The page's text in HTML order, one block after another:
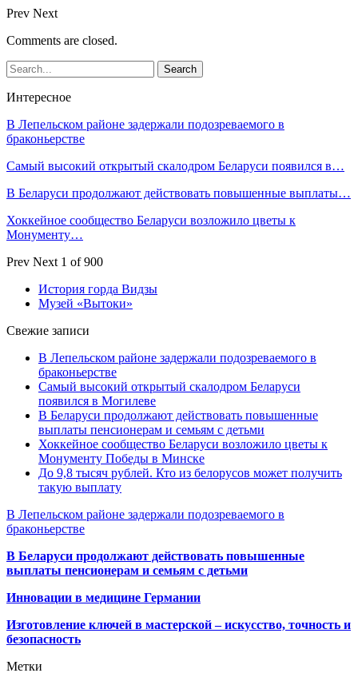
Prev Next
Comments are closed.
Интересное
В Лепельском районе задержали подозреваемого в
браконьерстве
Самый высокий открытый скалодром Беларуси появился в…
В Беларуси продолжают действовать повышенные выплаты…
Хоккейное сообщество Беларуси возложило цветы к
Монументу…
Prev Next 1 of 900
История горда Видзы
Музей «Вытоки»
Свежие записи
В Лепельском районе задержали подозреваемого в
браконьерстве
Самый высокий открытый скалодром Беларуси
появился в Могилеве
В Беларуси продолжают действовать повышенные
выплаты пенсионерам и семьям с детьми
Хоккейное сообщество Беларуси возложило цветы к
Монументу Победы в Минске
До 9,8 тысяч рублей. Кто из белорусов может получить
такую выплату
В Лепельском районе задержали подозреваемого в
браконьерстве
В Беларуси продолжают действовать повышенные
выплаты пенсионерам и семьям с детьми
Инновации в медицине Германии
Изготовление ключей в мастерской – искусство, точность и
безопасность
Метки